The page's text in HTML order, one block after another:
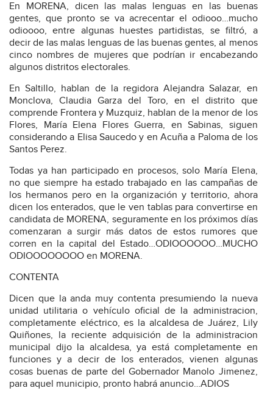
En MORENA, dicen las malas lenguas en las buenas
gentes, que pronto se va acrecentar el odiooo…mucho
odioooo, entre algunas huestes partidistas, se filtró, a
decir de las malas lenguas de las buenas gentes, al menos
cinco nombres de mujeres que podrían ir encabezando
algunos distritos electorales.
En Saltillo, hablan de la regidora Alejandra Salazar, en
Monclova, Claudia Garza del Toro, en el distrito que
comprende Frontera y Muzquiz, hablan de la menor de los
Flores, María Elena Flores Guerra, en Sabinas, siguen
considerando a Elisa Saucedo y en Acuña a Paloma de los
Santos Perez.
Todas ya han participado en procesos, solo María Elena,
no que siempre ha estado trabajado en las campañas de
los hermanos pero en la organización y territorio, ahora
dicen los enterados, que le ven tablas para convertirse en
candidata de MORENA, seguramente en los próximos días
comenzaran a surgir más datos de estos rumores que
corren en la capital del Estado…ODIOOOOOO…MUCHO
ODIOOOOOOOO en MORENA.
CONTENTA
Dicen que la anda muy contenta presumiendo la nueva
unidad utilitaria o vehículo oficial de la administracion,
completamente eléctrico, es la alcaldesa de Juárez, Lily
Quiñones, la reciente adquisición de la administracion
municipal dijo la alcaldesa, ya está completamente en
funciones y a decir de los enterados, vienen algunas
cosas buenas de parte del Gobernador Manolo Jimenez,
para aquel municipio, pronto habrá anuncio…ADIOS